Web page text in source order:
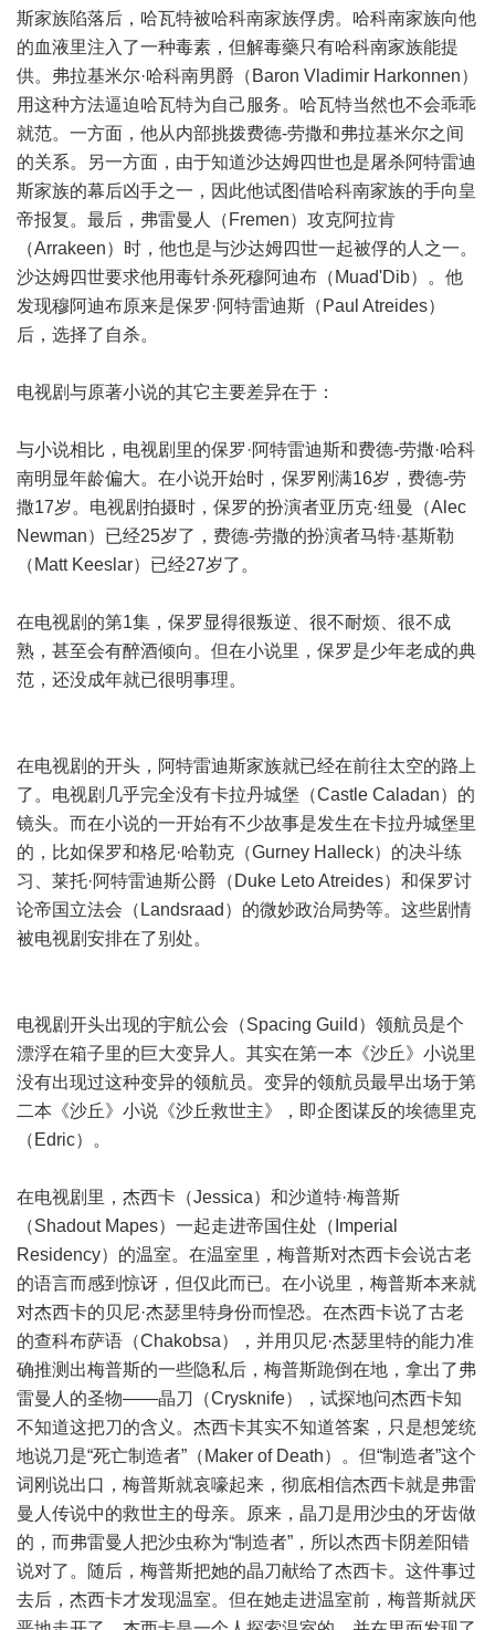
斯家族陷落后，哈瓦特被哈科南家族俘虏。哈科南家族向他
的血液里注入了一种毒素，但解毒藥只有哈科南家族能提
供。弗拉基米尔·哈科南男爵（Baron Vladimir Harkonnen）
用这种方法逼迫哈瓦特为自己服务。哈瓦特当然也不会乖乖
就范。一方面，他从内部挑拨费德-劳撒和弗拉基米尔之间
的关系。另一方面，由于知道沙达姆四世也是屠杀阿特雷迪
斯家族的幕后凶手之一，因此他试图借哈科南家族的手向皇
帝报复。最后，弗雷曼人（Fremen）攻克阿拉肯
（Arrakeen）时，他也是与沙达姆四世一起被俘的人之一。
沙达姆四世要求他用毒针杀死穆阿迪布（Muad'Dib）。他
发现穆阿迪布原来是保罗·阿特雷迪斯（Paul Atreides）
后，选择了自杀。
电视剧与原著小说的其它主要差异在于：
与小说相比，电视剧里的保罗·阿特雷迪斯和费德-劳撒·哈科
南明显年龄偏大。在小说开始时，保罗刚满16岁，费德-劳
撒17岁。电视剧拍摄时，保罗的扮演者亚历克·纽曼（Alec
Newman）已经25岁了，费德-劳撒的扮演者马特·基斯勒
（Matt Keeslar）已经27岁了。
在电视剧的第1集，保罗显得很叛逆、很不耐烦、很不成
熟，甚至会有醉酒倾向。但在小说里，保罗是少年老成的典
范，还没成年就已很明事理。
在电视剧的开头，阿特雷迪斯家族就已经在前往太空的路上
了。电视剧几乎完全没有卡拉丹城堡（Castle Caladan）的
镜头。而在小说的一开始有不少故事是发生在卡拉丹城堡里
的，比如保罗和格尼·哈勒克（Gurney Halleck）的决斗练
习、莱托·阿特雷迪斯公爵（Duke Leto Atreides）和保罗讨
论帝国立法会（Landsraad）的微妙政治局势等。这些剧情
被电视剧安排在了别处。
电视剧开头出现的宇航公会（Spacing Guild）领航员是个
漂浮在箱子里的巨大变异人。其实在第一本《沙丘》小说里
没有出现过这种变异的领航员。变异的领航员最早出场于第
二本《沙丘》小说《沙丘救世主》，即企图谋反的埃德里克
（Edric）。
在电视剧里，杰西卡（Jessica）和沙道特·梅普斯
（Shadout Mapes）一起走进帝国住处（Imperial
Residency）的温室。在温室里，梅普斯对杰西卡会说古老
的语言而感到惊讶，但仅此而已。在小说里，梅普斯本来就
对杰西卡的贝尼·杰瑟里特身份而惶恐。在杰西卡说了古老
的查科布萨语（Chakobsa），并用贝尼·杰瑟里特的能力准
确推测出梅普斯的一些隐私后，梅普斯跪倒在地，拿出了弗
雷曼人的圣物——晶刀（Crysknife），试探地问杰西卡知
不知道这把刀的含义。杰西卡其实不知道答案，只是想笼统
地说刀是“死亡制造者”（Maker of Death）。但“制造者”这个
词刚说出口，梅普斯就哀嚎起来，彻底相信杰西卡就是弗雷
曼人传说中的救世主的母亲。原来，晶刀是用沙虫的牙齿做
的，而弗雷曼人把沙虫称为“制造者”，所以杰西卡阴差阳错
说对了。随后，梅普斯把她的晶刀献给了杰西卡。这件事过
去后，杰西卡才发现温室。但在她走进温室前，梅普斯就厌